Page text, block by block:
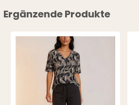
Ergänzende Produkte